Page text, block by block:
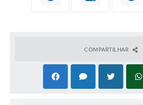
COMPARTILHAR